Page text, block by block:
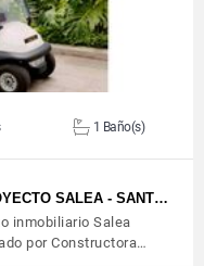
1 Baño(s)
SALEA - SANT…
inmobiliario Salea
por Constructora…